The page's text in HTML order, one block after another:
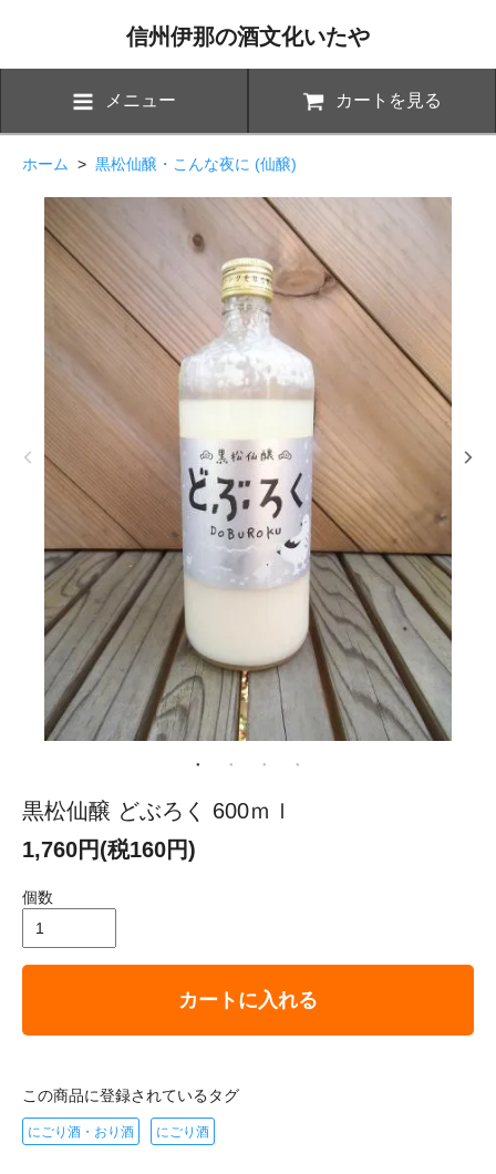
信州伊那の酒文化いたや
メニュー カートを見る
ホーム > 黒松仙醸・こんな夜に (仙醸)
黒松仙醸 どぶろく 600ｍｌ
1,760円(税160円)
個数
カートに入れる
この商品に登録されているタグ
にごり酒・おり酒 にごり酒